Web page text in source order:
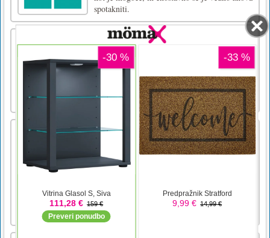
spotakniti.
Cannon Strike
Napolnite vsa vedra z žogicami, da dokončate
raven. S prstom premikajte različne predmete,
da spremenite smer žogic, ki jih streljate.
Ciljajte pametno!Namizna miška za streljanje
Telefon Dotaknite se za streljanje
Prvenstvo v avtomobilskih dirkah
Car Racing Championship je simulacijska igra
vožnje avtomobila. Omogoča vam, da začnete
igro v načinih igre Contest, Levels, Street in
črto čim hitreje. Veseli me, da boste osvojili
boljša mesta in zaslužili dovolj kovancev, nato
pa lah [...]